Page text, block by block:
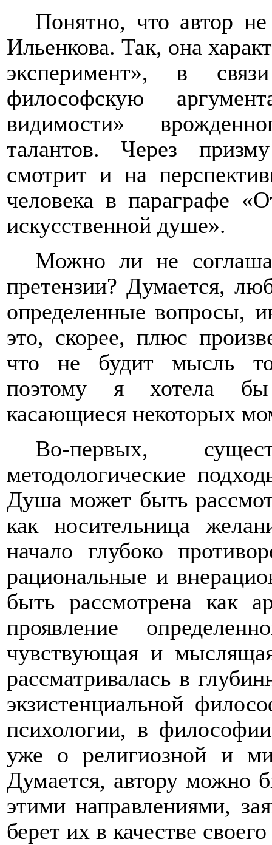
Понятно, что автор
Ильенкова. Так, она
эксперимент», в
философскую
видимости»
талантов. Через
смотрит и на
человека в параграфе
искусственной душе».
Можно ли не
претензии? Думается,
определенные вопросы,
это, скорее, плюс
что не будит мысль
поэтому я хотела бы
касающиеся некоторых
Во-первых,
методологические
Душа может быть
как носительница
начало глубоко
рациональные и
быть рассмотрена как
проявление
чувствующая и
рассматривалась в
экзистенциальной
психологии, в
уже о религиозной и
Думается, автору можно
этими направлениями,
берет их в качестве